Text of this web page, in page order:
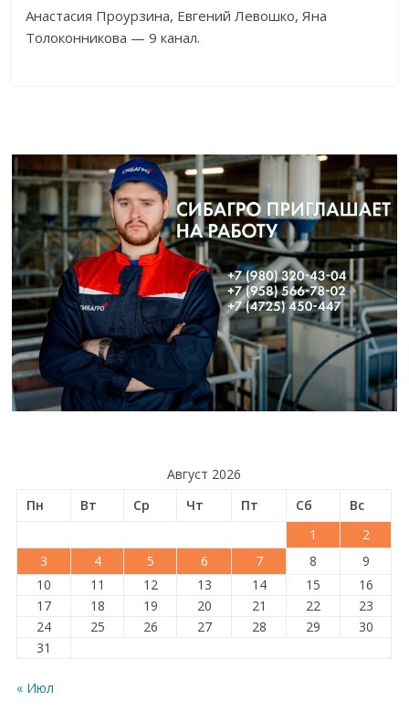
Анастасия Проурзина, Евгений Левошко, Яна
Толоконникова — 9 канал.
Август 2026
Пн
Вт Ср Чт Пт Сб
Вс
1
2
3
4 5 6 7 8
9
10
11 12 13 14 15
16
17
18 19 20 21 22
23
24
25 26 27 28 29
30
31
« Июл